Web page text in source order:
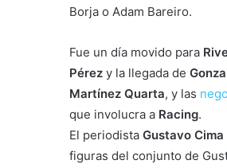
Borja o Adam Bareiro.
Fue un día movido para
Pérez y la llegada de
Martínez Quarta, y las
que involucra a Racing.
El periodista Gustavo Cima
figuras del conjunto de